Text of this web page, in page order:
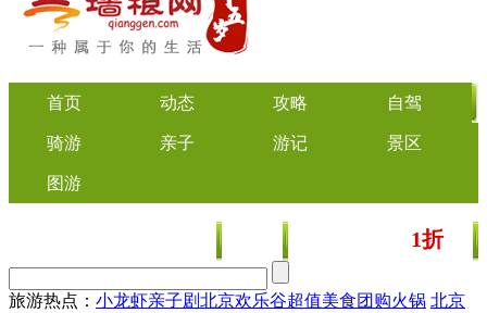
首页 动态 攻略 自驾
骑游 亲子 游记 景区
图游
1折起
旅游热点： 小龙虾亲子剧北京欢乐谷超值美食团购火锅 北京